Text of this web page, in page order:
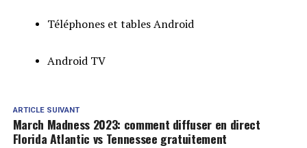
Téléphones et tables Android
Android TV
ARTICLE SUIVANT
March Madness 2023: comment diffuser en direct
Florida Atlantic vs Tennessee gratuitement